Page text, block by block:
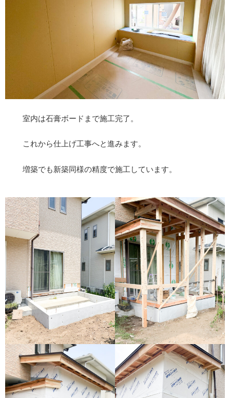
室内は石膏ボードまで施工完了。
これから仕上げ工事へと進みます。
増築でも新築同様の精度で施工しています。